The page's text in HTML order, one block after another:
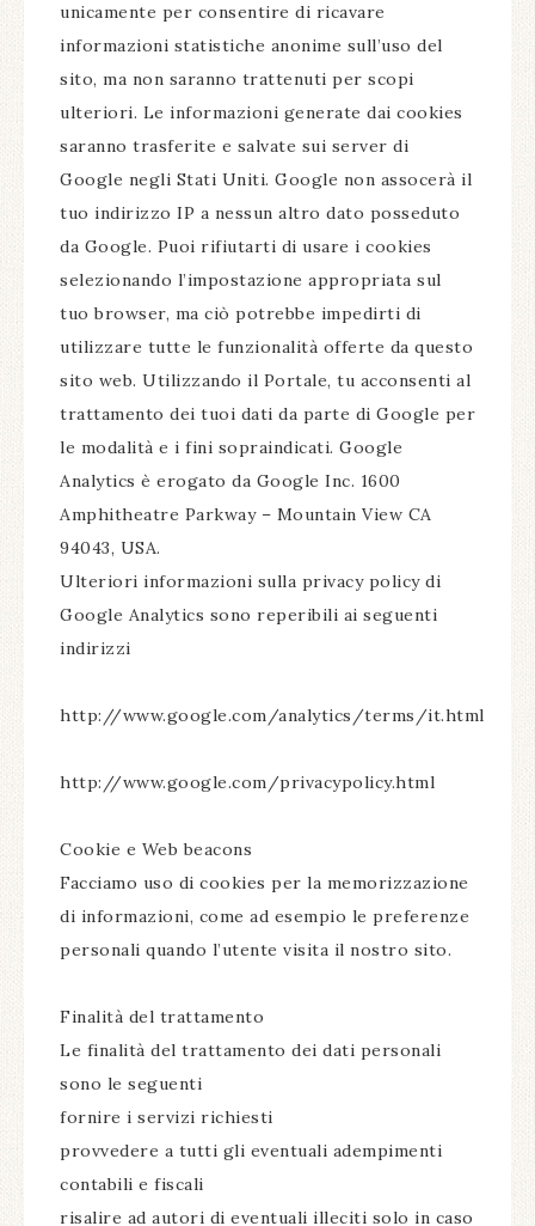
unicamente per consentire di ricavare
informazioni statistiche anonime sull’uso del
sito, ma non saranno trattenuti per scopi
ulteriori. Le informazioni generate dai cookies
saranno trasferite e salvate sui server di
Google negli Stati Uniti. Google non assocerà il
tuo indirizzo IP a nessun altro dato posseduto
da Google. Puoi rifiutarti di usare i cookies
selezionando l’impostazione appropriata sul
tuo browser, ma ciò potrebbe impedirti di
utilizzare tutte le funzionalità offerte da questo
sito web. Utilizzando il Portale, tu acconsenti al
trattamento dei tuoi dati da parte di Google per
le modalità e i fini sopraindicati. Google
Analytics è erogato da Google Inc. 1600
Amphitheatre Parkway – Mountain View CA
94043, USA.
Ulteriori informazioni sulla privacy policy di
Google Analytics sono reperibili ai seguenti
indirizzi
http://www.google.com/analytics/terms/it.html
http://www.google.com/privacypolicy.html
Cookie e Web beacons
Facciamo uso di cookies per la memorizzazione
di informazioni, come ad esempio le preferenze
personali quando l’utente visita il nostro sito.
Finalità del trattamento
Le finalità del trattamento dei dati personali
sono le seguenti
fornire i servizi richiesti
provvedere a tutti gli eventuali adempimenti
contabili e fiscali
risalire ad autori di eventuali illeciti solo in caso